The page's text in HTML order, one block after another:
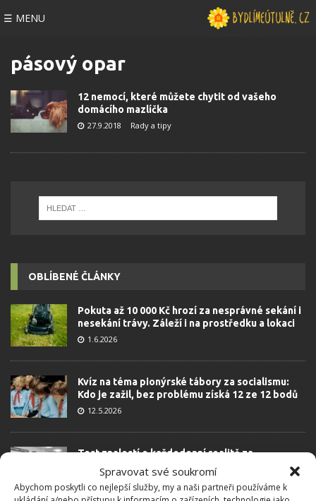
Spravovat své soukromí
Abychom poskytli co nejlepší služby, my a naši partneři používáme k
☰ MENU
pásový opar
12 nemocí, které můžete chytit od vašeho
domácího mazlíčka
27.9.2018 Rady a tipy
OBLÍBENÉ ČLÁNKY
Pokuta až 10 000 Kč hrozí za nesprávné sekání i
nesekání trávy. Záleží i na prostředku a lokaci
1.6.2026
Kvíz na téma pionýrské tábory za socialismu:
Kdo je zažil, bez problému získá 12 ze 12 bodů
12.5.2026
Test znalostí o každodenní realitě za
komunismu: 10 retro otázek ukáže, kdo má
dobrý přehled
23.6.2026